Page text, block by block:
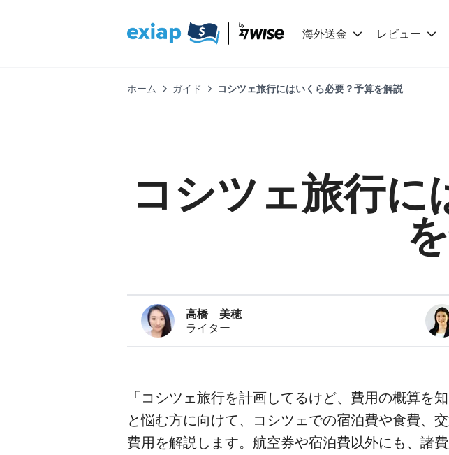
海外送金 レビュー
ホーム ガイド コシツェ旅行にはいくら必要？予算を解説
コシツェ旅行に
高橋 美穂
ライター
「コシツェ旅行を計画してるけど、費用の概算を
と悩む方に向けて、コシツェでの宿泊費や食費、
費用を解説します。航空券や宿泊費以外にも、諸